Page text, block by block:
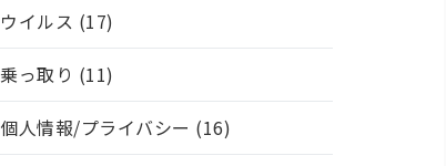
ウイルス (17)
乗っ取り (11)
個人情報/プライバシー (16)